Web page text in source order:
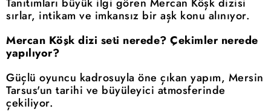
sırlar, intikam ve imkansız bir aşk konu alınıyor.
Mercan Köşk dizi seti nerede? Çekimler nerede
yapılıyor?
Güçlü oyuncu kadrosuyla öne çıkan yapım, Mersin
Tarsus'un tarihi ve büyüleyici atmosferinde
çekiliyor.